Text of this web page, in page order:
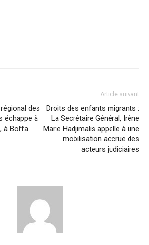
des
échappe à
à Boffa
Article suivant
Droits des enfants migrants :
La Secrétaire Général, Irène
Marie Hadjimalis appelle à une
mobilisation accrue des
acteurs judiciaires